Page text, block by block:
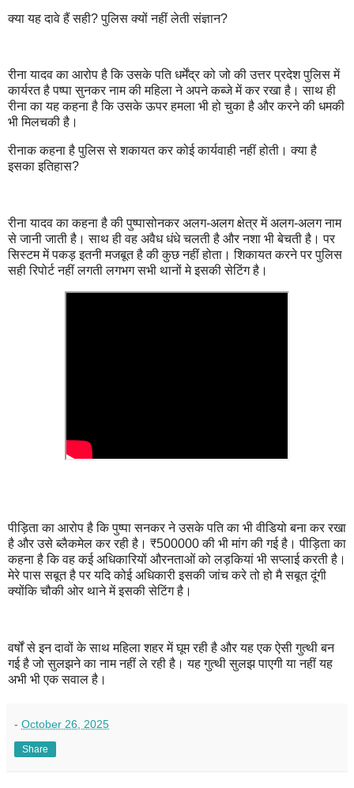
क्या यह दावे हैं सही? पुलिस क्यों नहीं लेती संज्ञान?
रीना यादव का आरोप है कि उसके पति धर्मेंद्र को जो की उत्तर प्रदेश पुलिस में
कार्यरत है पष्पा सुनकर नाम की महिला ने अपने‌ कब्जे में कर रखा है। साथ ही
रीना का यह कहना है कि उसके ऊपर हमला भी हो चुका‌ है और करने की धमकी
भी मिलचकी है।
रीनाक कहना है पुलिस से शकायत कर कोई कार्यवाही नहीं होती। क्या है
इसका इतिहास?
रीना यादव का कहना है की पुष्पासोनकर अलग-अलग क्षेत्र में अलग-अलग नाम
से जानी जाती है। साथ ही वह अवैध धंधे चलती है और नशा भी बेचती है। पर
सिस्टम में पकड़ इतनी मजबूत है की कुछ नहीं होता। शिकायत करने पर पुलिस
सही रिपोर्ट नहीं लगती लगभग सभी थानों मे इसकी सेटिंग है।
पीड़िता का आरोप है कि पुष्पा सनकर ने उसके पति का भी वीडियो बना कर रखा
है और उसे ब्लैकमेल कर रही है। ₹500000 की भी मांग की गई है। पीड़िता का
कहना है कि वह कई अधिकारियों औरनताओं को लड़कियां भी सप्लाई करती है।
मेरे पास सबूत है पर यदि कोई अधिकारी इसकी जांच करे तो हो मै सबूत दूंगी
क्योंकि चौकी ओर थाने में इसकी सेटिंग है।
वर्षों से इन दावों के साथ महिला शहर में घूम रही है और यह एक ऐसी गुत्थी बन
गई है जो सुलझने का नाम नहीं ले रही है। यह गुत्थी सुलझ पाएगी या नहीं यह
अभी भी एक सवाल है।
- October 26, 2025
Share